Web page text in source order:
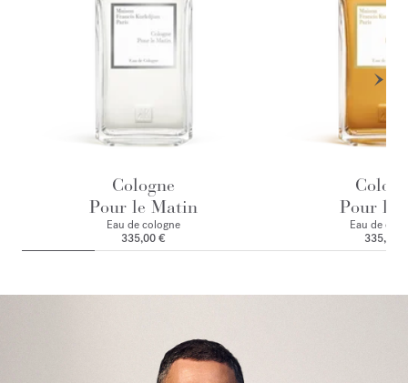
Cologne
Pour le Matin
Eau de cologne
335,00 €
Pour le
Eau de
335,00 €